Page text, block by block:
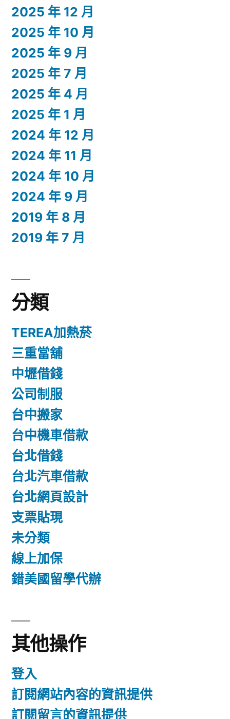
2025 年 12 月
2025 年 10 月
2025 年 9 月
2025 年 7 月
2025 年 4 月
2025 年 1 月
2024 年 12 月
2024 年 11 月
2024 年 10 月
2024 年 9 月
2019 年 8 月
2019 年 7 月
分類
TEREA加熱菸
三重當舖
中壢借錢
公司制服
台中搬家
台中機車借款
台北借錢
台北汽車借款
台北網頁設計
支票貼現
未分類
線上加保
錯美國留學代辦
其他操作
登入
訂閱網站內容的資訊提供
訂閱留言的資訊提供